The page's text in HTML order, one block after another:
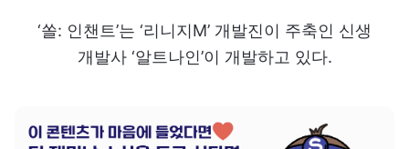
‘쏠: 인챈트’는 ‘리니지M’ 개발진이 주축인 신생
개발사 ‘알트나인’이 개발하고 있다.